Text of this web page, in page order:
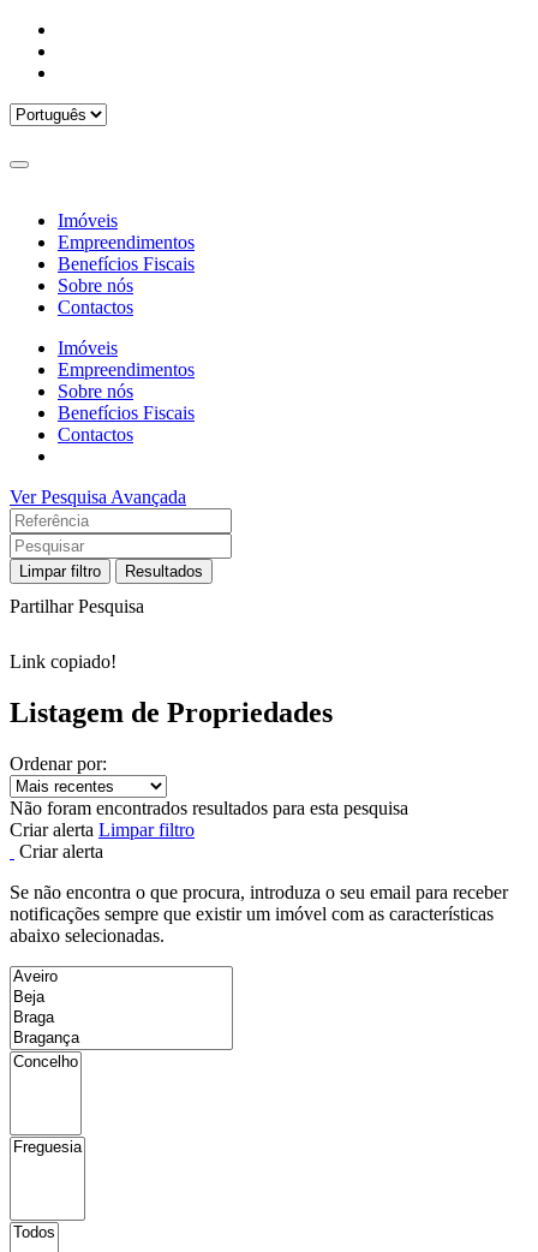
Imóveis
Empreendimentos
Benefícios Fiscais
Sobre nós
Contactos
Imóveis
Empreendimentos
Sobre nós
Benefícios Fiscais
Contactos
Ver Pesquisa Avançada
Limpar filtro Resultados
Partilhar Pesquisa
Link copiado!
Listagem de Propriedades
Ordenar por:
Não foram encontrados resultados para esta pesquisa
Criar alerta Limpar filtro
Criar alerta
Se não encontra o que procura, introduza o seu email para receber
notificações sempre que existir um imóvel com as características
abaixo selecionadas.